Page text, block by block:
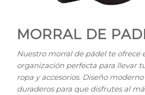
MORRAL DE
Nuestro morral de pádel te ofrece
organización perfecta para llevar
ropa y accesorios. Diseño
duraderos para que disfrutes al